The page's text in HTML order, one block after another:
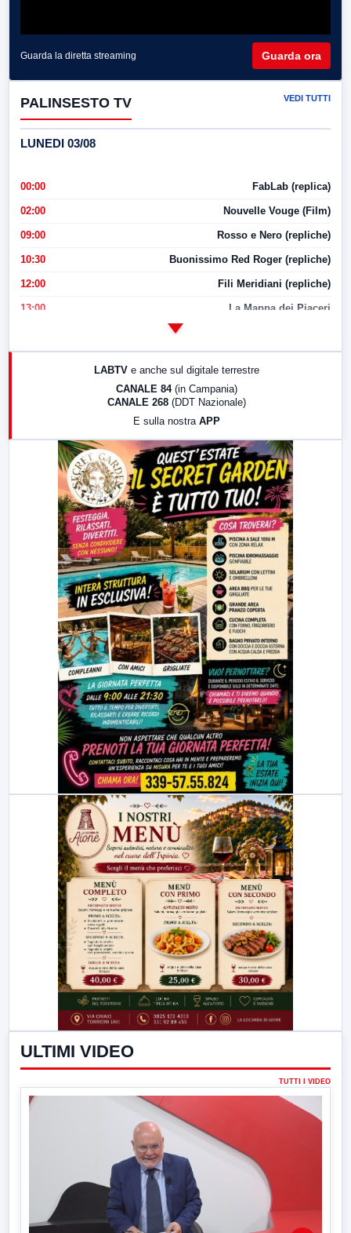
Guarda la diretta streaming Guarda ora
PALINSESTO TV VEDI TUTTI
LUNEDI 03/08
00:00 FabLab (replica)
02:00 Nouvelle Vouge (Film)
09:00 Rosso e Nero (repliche)
10:30 Buonissimo Red Roger (repliche)
12:00 Fili Meridiani (repliche)
13:00 La Mappa dei Piaceri
LabNews (replica)
LABTV e anche sul digitale terrestre
CANALE 84 (in Campania)
CANALE 268 (DDT Nazionale)
E sulla nostra APP
ULTIMI VIDEO
TUTTI I VIDEO